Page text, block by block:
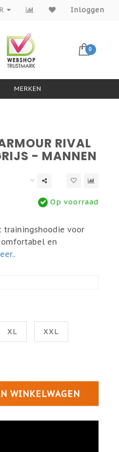
topmerken Inloggen
0
MERKEN
RIVAL
- MANNEN
Op voorraad
voor
en
XL XXL
WINKELWAGEN